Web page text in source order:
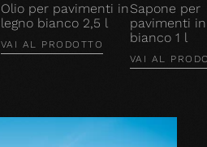
Olio per pavimenti in
legno bianco 2,5 l
VAI AL PRODOTTO
Sapone per
pavimenti
bianco 1 l
VAI AL